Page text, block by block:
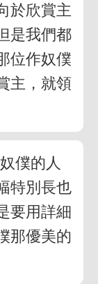
於欣賞主
是我們都
位作奴僕
主，就領
僕的人
特別長也
要用詳細
那優美的